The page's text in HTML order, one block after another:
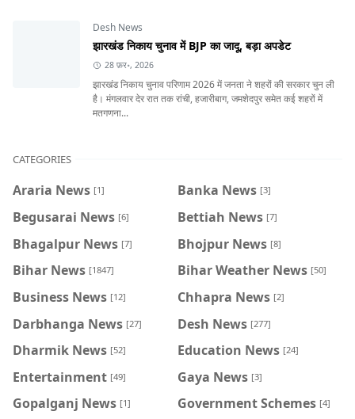
Desh News
झारखंड निकाय चुनाव में BJP का जादू, बड़ा अपडेट
28 फ़र॰, 2026
झारखंड निकाय चुनाव परिणाम 2026 में जनता ने शहरों की सरकार चुन ली
है। मंगलवार देर रात तक रांची, हजारीबाग, जमशेदपुर समेत कई शहरों में
मतगणना...
CATEGORIES
Araria News [1] Banka News [3]
Begusarai News [6] Bettiah News [7]
Bhagalpur News [7] Bhojpur News [8]
Bihar News [1847] Bihar Weather News [50]
Business News [12] Chhapra News [2]
Darbhanga News [27] Desh News [277]
Dharmik News [52] Education News [24]
Entertainment [49] Gaya News [3]
Gopalganj News [1] Government Schemes [4]